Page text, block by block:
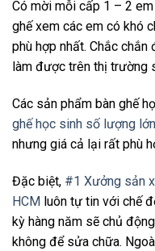
Có mời mỗi cấp 1 – 2
ghế xem các em có khó
phù hợp nhất. Chắc
làm được trên thị trường
Các sản phẩm bàn ghế
ghế học sinh số lượng
nhưng giá cả lại rất phù
Đặc biệt, #1 Xưởng sản
HCM luôn tự tin với chế
kỳ hàng năm sẽ chủ
không để sửa chữa.